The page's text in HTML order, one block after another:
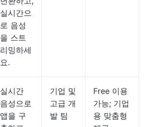
실시간으
로 음성
을 스트
리밍하세
요.
실시간
음성으로
앱을 구
기업 및
고급 개
발 팀
Free 이용
가능; 기업
용 맞춤형